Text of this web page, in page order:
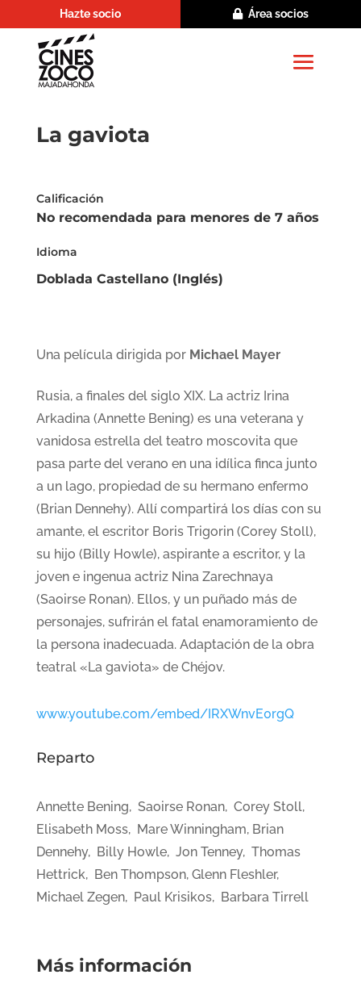
Hazte socio Área socios
La gaviota
Calificación
No recomendada para menores de 7 años
Idioma
Doblada Castellano (Inglés)
Una película dirigida por Michael Mayer
Rusia, a finales del siglo XIX. La actriz Irina
Arkadina (Annette Bening) es una veterana y
vanidosa estrella del teatro moscovita que
pasa parte del verano en una idílica finca junto
a un lago, propiedad de su hermano enfermo
(Brian Dennehy). Allí compartirá los días con su
amante, el escritor Boris Trigorin (Corey Stoll),
su hijo (Billy Howle), aspirante a escritor, y la
joven e ingenua actriz Nina Zarechnaya
(Saoirse Ronan). Ellos, y un puñado más de
personajes, sufrirán el fatal enamoramiento de
la persona inadecuada. Adaptación de la obra
teatral «La gaviota» de Chéjov.
www.youtube.com/embed/IRXWnvE0rgQ
Reparto
Annette Bening, Saoirse Ronan, Corey Stoll,
Elisabeth Moss, Mare Winningham, Brian
Dennehy, Billy Howle, Jon Tenney, Thomas
Hettrick, Ben Thompson, Glenn Fleshler,
Michael Zegen, Paul Krisikos, Barbara Tirrell
Más información